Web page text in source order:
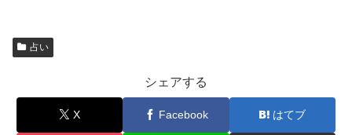
占い
シェアする
X Facebook はてブ